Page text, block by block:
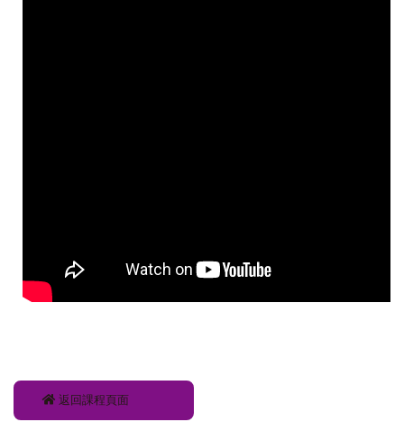
返回課程頁面